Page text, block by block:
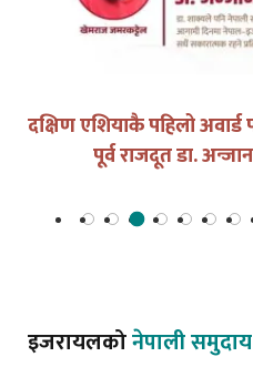
दक्षिण एशियाकै पहिलो
पूर्व राजदूत डा.
इजरायलकोनेपाली समुदाय